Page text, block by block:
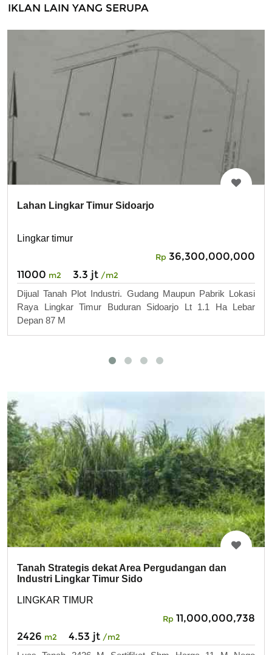
IKLAN LAIN YANG SERUPA
Lahan Lingkar Timur Sidoarjo
Lingkar timur
Rp 36,300,000,000
11000 m2 3.3 jt /m2
Dijual Tanah Plot Industri. Gudang Maupun Pabrik Lokasi
Raya Lingkar Timur Buduran Sidoarjo Lt 1.1 Ha Lebar
Depan 87 M
Tanah Strategis dekat Area Pergudangan dan
Industri Lingkar Timur Sido
LINGKAR TIMUR
Rp 11,000,000,738
2426 m2 4.53 jt /m2